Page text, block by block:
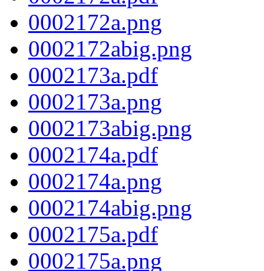
0002172a.png
0002172abig.png
0002173a.pdf
0002173a.png
0002173abig.png
0002174a.pdf
0002174a.png
0002174abig.png
0002175a.pdf
0002175a.png